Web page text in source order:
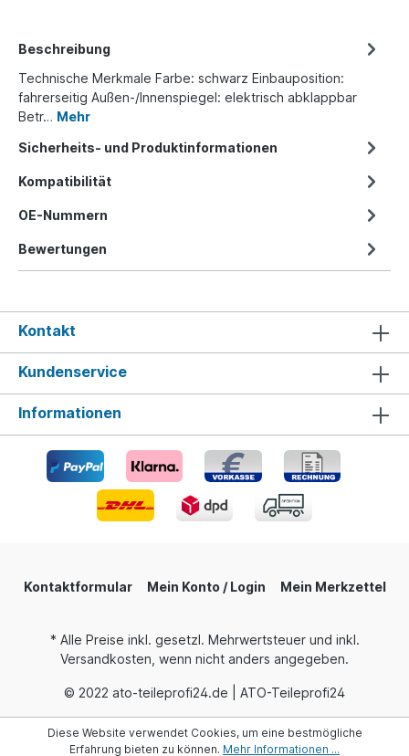
Beschreibung
Technische Merkmale Farbe: schwarz Einbauposition:
fahrerseitig Außen-/Innenspiegel: elektrisch abklappbar
Betr… Mehr
Sicherheits- und Produktinformationen
Kompatibilität
OE-Nummern
Bewertungen
Kontakt
Kundenservice
Informationen
Kontaktformular Mein Konto / Login Mein Merkzettel
* Alle Preise inkl. gesetzl. Mehrwertsteuer und inkl.
Versandkosten, wenn nicht anders angegeben.
© 2022 ato-teileprofi24.de | ATO-Teileprofi24
Diese Website verwendet Cookies, um eine bestmögliche
Erfahrung bieten zu können. Mehr Informationen ...